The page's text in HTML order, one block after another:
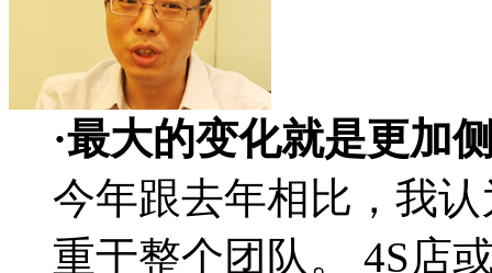
·最大的变化就是更加
今年跟去年相比，我
重于整个团队。 4S